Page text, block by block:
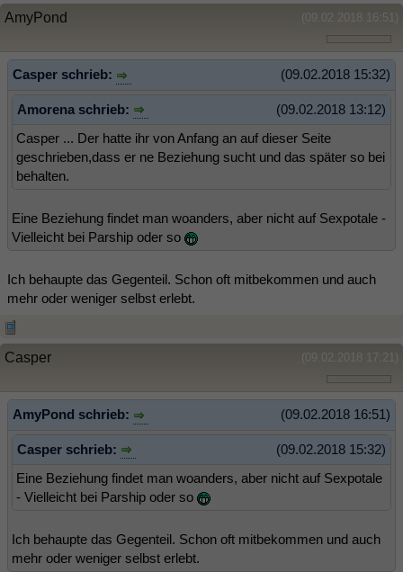
(09.02.2018 16:51)
AmyPond
(09.02.2018 15:32)
Casper schrieb:
(09.02.2018 13:12)
Amorena schrieb:
Casper ... Der hatte ihr von Anfang an auf dieser Seite
geschrieben,dass er ne Beziehung sucht und das später so bei
behalten.
Eine Beziehung findet man woanders, aber nicht auf Sexpotale -
Vielleicht bei Parship oder so
Ich behaupte das Gegenteil. Schon oft mitbekommen und auch
mehr oder weniger selbst erlebt.
(09.02.2018 17:21)
Casper
(09.02.2018 16:51)
AmyPond schrieb:
(09.02.2018 15:32)
Casper schrieb:
Eine Beziehung findet man woanders, aber nicht auf Sexpotale
- Vielleicht bei Parship oder so
Ich behaupte das Gegenteil. Schon oft mitbekommen und auch
mehr oder weniger selbst erlebt.